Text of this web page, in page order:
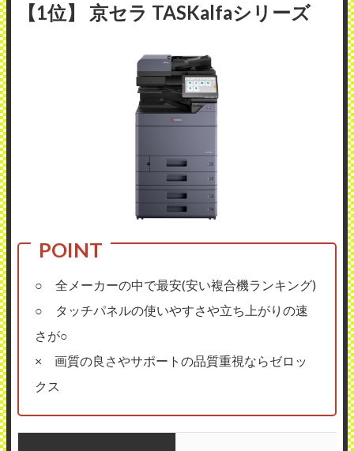
【1位】 京セラ TASKalfaシリーズ
○ 全メーカーの中で最安(安い複合機ランキング)
○ タッチパネルの使いやすさや立ち上がりの速
さが○
× 画質の良さやサポートの品質重視ならゼロッ
クス